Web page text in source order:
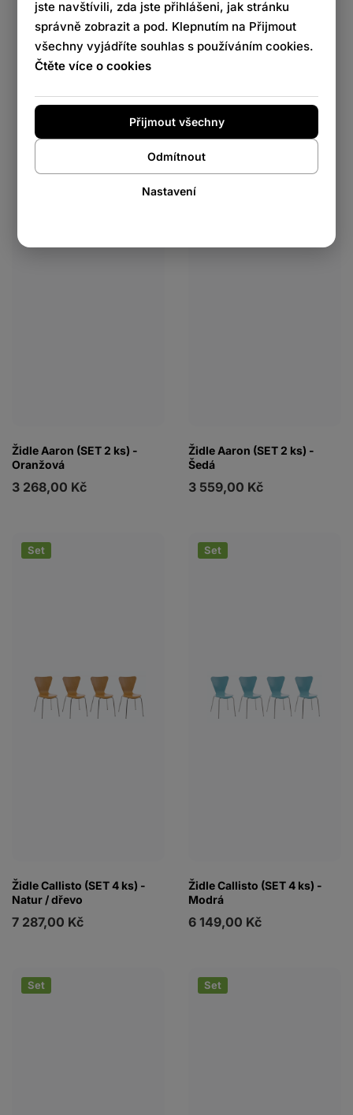
jste navštívili, zda jste přihlášeni, jak stránku
správně zobrazit a pod. Klepnutím na Přijmout
všechny vyjádříte souhlas s používáním cookies.
Čtěte více o cookies
Přijmout všechny
Odmítnout
Nastavení
Židle Aaron (SET 2 ks) -
Oranžová
3 268,00 Kč
Židle Aaron (SET 2 ks) -
Šedá
3 559,00 Kč
Set
Židle Callisto (SET 4 ks) -
Natur / dřevo
7 287,00 Kč
Set
Židle Callisto (SET 4 ks) -
Modrá
6 149,00 Kč
Set Set